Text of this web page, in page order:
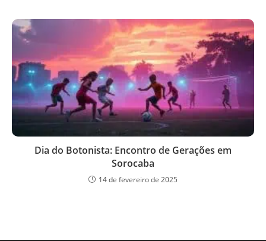
Dia do Botonista: Encontro de Gerações em
Sorocaba
14 de fevereiro de 2025